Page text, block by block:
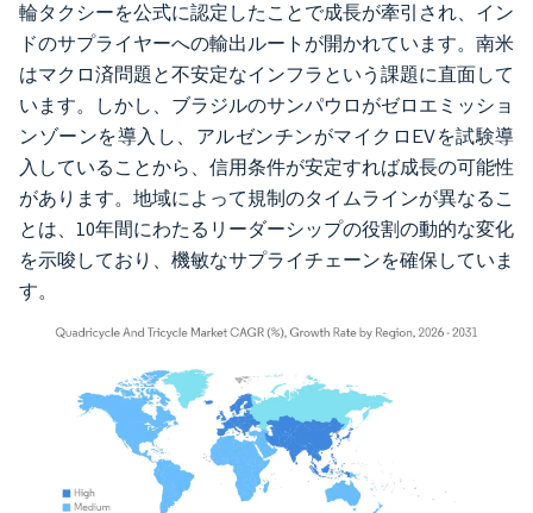
輪タクシーを公式に認定したことで成長が牽引され、イン
ドのサプライヤーへの輸出ルートが開かれています。南米
はマクロ済問題と不安定なインフラという課題に直面して
います。しかし、ブラジルのサンパウロがゼロエミッショ
ンゾーンを導入し、アルゼンチンがマイクロEVを試験導
入していることから、信用条件が安定すれば成長の可能性
があります。地域によって規制のタイムラインが異なるこ
とは、10年間にわたるリーダーシップの役割の動的な変化
を示唆しており、機敏なサプライチェーンを確保していま
す。